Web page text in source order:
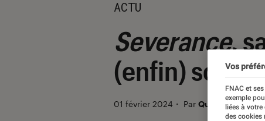
ACTU
Severance,
(enfin) son
01 février 2024 ・ Par Quentin Lewis
Vos
FNAC et
exemple
liées à
des cookies